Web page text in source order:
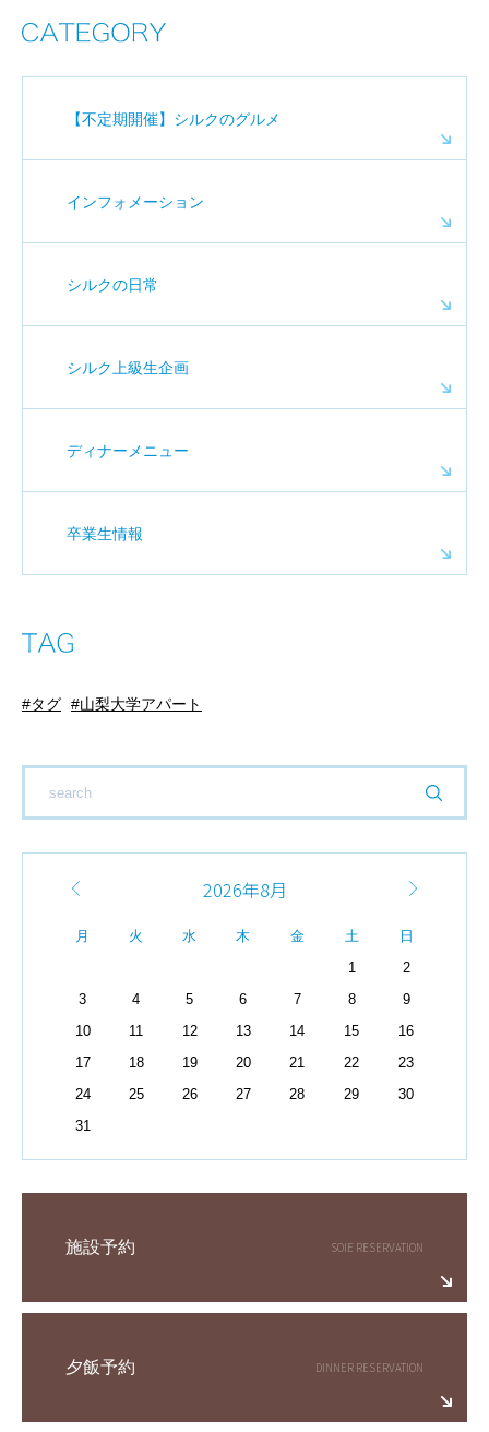
【不定期開催】シルクのグルメ
インフォメーション
シルクの日常
シルク上級生企画
ディナーメニュー
卒業生情報
タグ 山梨大学アパート
2026年8月
月 火 水 木 金 土
日
1
2
3
4 5 6 7 8
9
10
11 12 13 14 15
16
17
18 19 20 21 22
23
24
25 26 27 28 29
30
31
施設予約
夕飯予約